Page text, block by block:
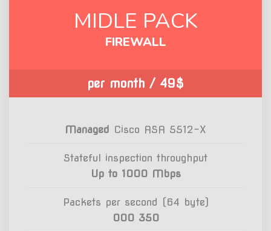
MIDLE PACK
FIREWALL
49$
/ per month
Managed Cisco ASA 5512-X
Stateful inspection throughput
Up to 1000 Mbps
Packets per second (64 byte)
350 000